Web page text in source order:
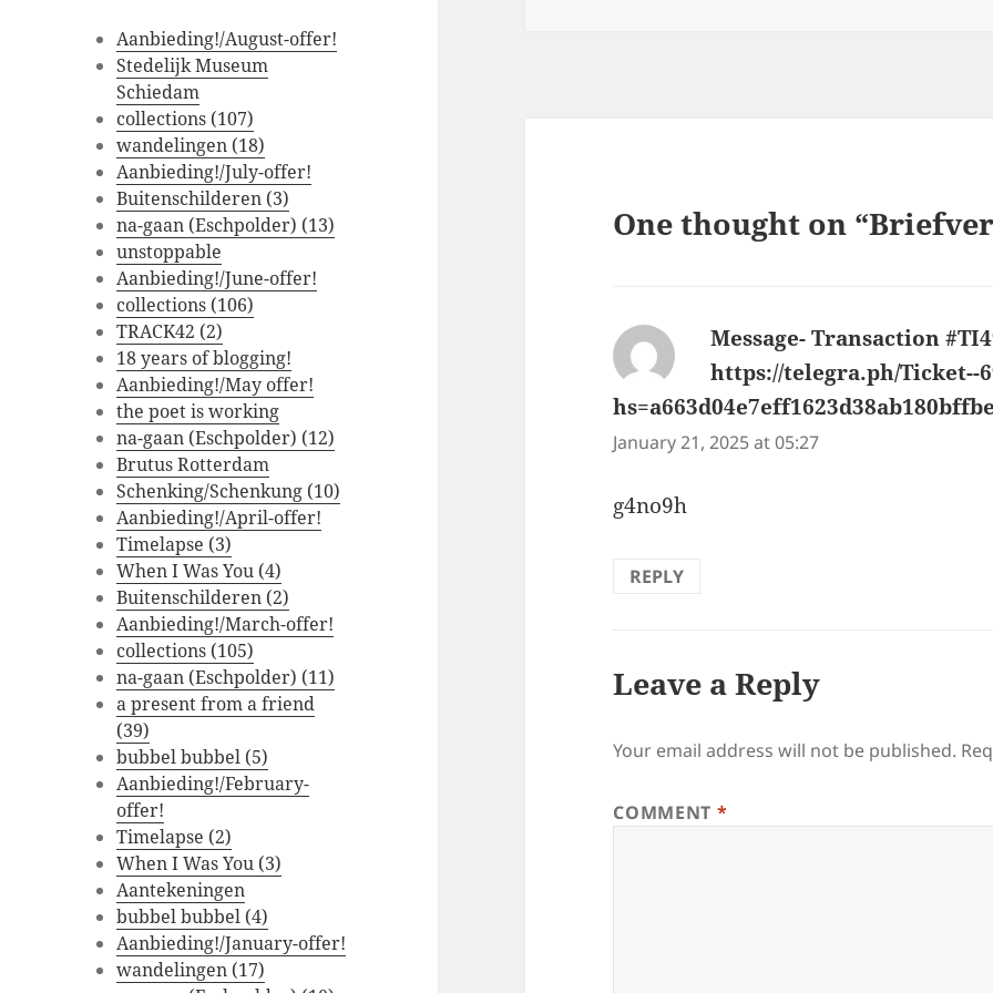
Aanbieding!/August-offer!
Stedelijk Museum
Schiedam
collections (107)
wandelingen (18)
Aanbieding!/July-offer!
Buitenschilderen (3)
na-gaan (Eschpolder) (13)
unstoppable
Aanbieding!/June-offer!
collections (106)
TRACK42 (2)
18 years of blogging!
Aanbieding!/May offer!
the poet is working
na-gaan (Eschpolder) (12)
Brutus Rotterdam
Schenking/Schenkung (10)
Aanbieding!/April-offer!
Timelapse (3)
When I Was You (4)
Buitenschilderen (2)
Aanbieding!/March-offer!
collections (105)
na-gaan (Eschpolder) (11)
a present from a friend
(39)
bubbel bubbel (5)
Aanbieding!/February-
offer!
Timelapse (2)
When I Was You (3)
Aantekeningen
bubbel bubbel (4)
Aanbieding!/January-offer!
wandelingen (17)
One thought on
Message- Transaction
https://telegra.ph/Ticket--
January 21, 2025 at 05:27
g4no9h
REPLY
Leave a Reply
Your email address will not be published.
COMMENT *